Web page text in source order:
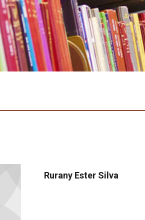
Rurany Ester Silva